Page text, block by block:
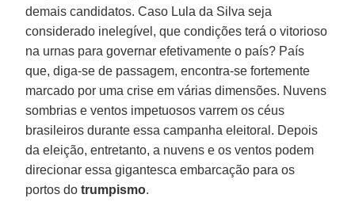
demais candidatos. Caso Lula da Silva seja
considerado inelegível, que condições terá o vitorioso
na urnas para governar efetivamente o país? País
que, diga-se de passagem, encontra-se fortemente
marcado por uma crise em várias dimensões. Nuvens
sombrias e ventos impetuosos varrem os céus
brasileiros durante essa campanha eleitoral. Depois
da eleição, entretanto, a nuvens e os ventos podem
direcionar essa gigantesca embarcação para os
portos dotrumpismo.